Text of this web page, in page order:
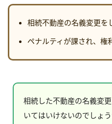
相続不動産の名義変更を
ペナルティが課され、権
相続した不動産の名義変
いてはいけないのでしょう